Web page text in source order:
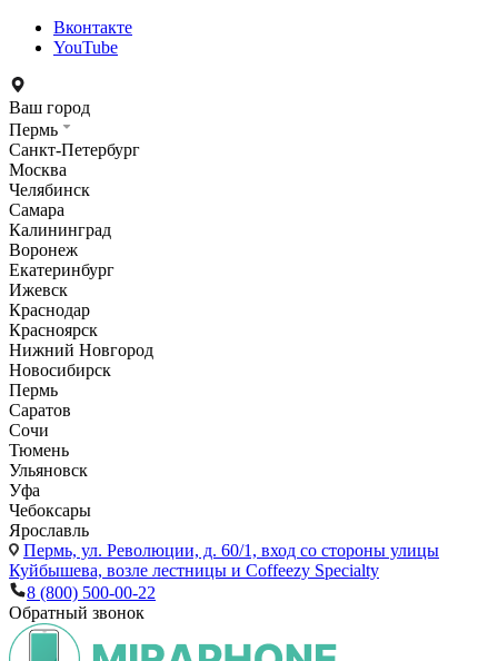
Вконтакте
YouTube
Ваш город
Пермь
Санкт-Петербург
Москва
Челябинск
Самара
Калининград
Воронеж
Екатеринбург
Ижевск
Краснодар
Красноярск
Нижний Новгород
Новосибирск
Пермь
Саратов
Сочи
Тюмень
Ульяновск
Уфа
Чебоксары
Ярославль
Пермь, ул. Революции, д. 60/1, вход со стороны улицы
Куйбышева, возле лестницы и Coffeezy Specialty
8 (800) 500-00-22
Обратный звонок